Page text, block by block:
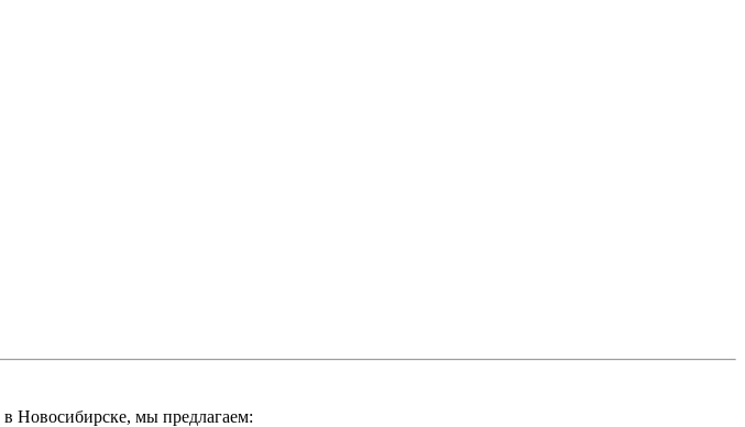
в Новосибирске, мы предлагаем: